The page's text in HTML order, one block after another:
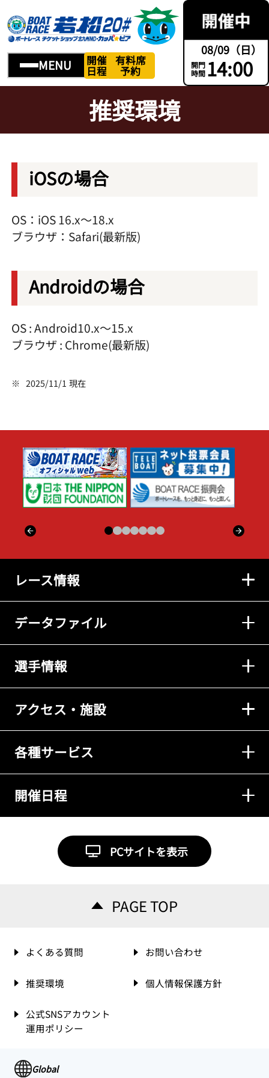
MENU 開催
日程
有料席
予約
08/09（日）
開門
時間 14:00
推奨環境
iOSの場合
OS：iOS 16.x～18.x
ブラウザ：Safari(最新版)
Androidの場合
OS : Android10.x～15.x
ブラウザ : Chrome(最新版)
※ 2025/11/1 現在
レース情報
データファイル
選手情報
アクセス・施設
各種サービス
開催日程
PCサイトを表示
PAGE TOP
よくある質問 お問い合わせ
推奨環境 個人情報保護方針
公式SNSアカウント
運用ポリシー
Global